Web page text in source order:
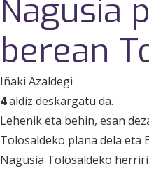
Nagusia
berean
Iñaki Azaldegi
4aldiz deskargatu da.
Lehenik eta behin, esan
Tolosaldeko plana dela eta
Nagusia Tolosaldeko